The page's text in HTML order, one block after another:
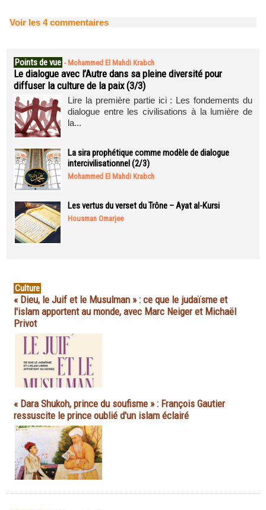
Voir les 4commentaires
Points de vue - Mohammed El Mahdi Krabch
Le dialogue avec l’Autre dans sa pleine diversité pour
diffuser la culture de la paix (3/3)
Lire la première partie ici : Les fondements du
dialogue entre les civilisations à la lumière de
la...
La sira prophétique comme modèle de dialogue
intercivilisationnel (2/3)
Mohammed El Mahdi Krabch
Les vertus du verset du Trône – Ayat al-Kursi
Housman Omarjee
Culture
« Dieu, le Juif et le Musulman » : ce que le judaïsme et
l'islam apportent au monde, avec Marc Neiger et Michaël
Privot
« Dara Shukoh, prince du soufisme » : François Gautier
ressuscite le prince oublié d'un islam éclairé